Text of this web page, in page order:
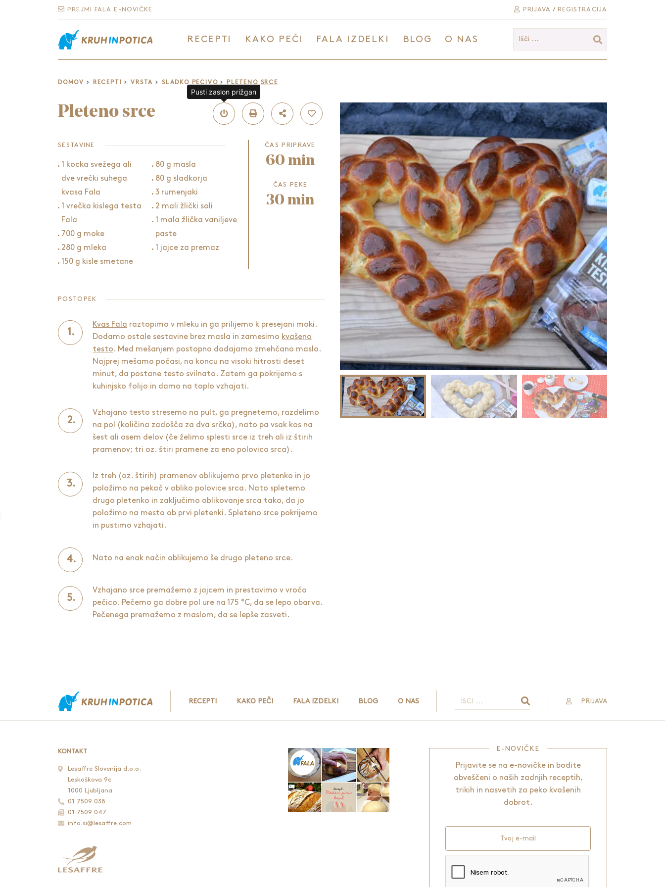
PREJMI FALA E-NOVIČKE PRIJAVA / REGISTRACIJA
Išči ...
RECEPTI KAKO PEČI FALA IZDELKI BLOG O NAS
DOMOV RECEPTI VRSTA SLADKO PECIVO PLETENO SRCE
Pleteno srce
SESTAVINE
1 kocka svežega ali
dve vrečki suhega
kvasa Fala
1 vrečka kislega testa
Fala
700 g moke
280 g mleka
150 g kisle smetane
80 g masla
80 g sladkorja
3 rumenjaki
2 mali žlički soli
1 mala žlička vaniljeve
paste
1 jajce za premaz
ČAS PRIPRAVE
60 min
ČAS PEKE
30 min
POSTOPEK
Kvas Fala raztopimo v mleku in ga prilijemo k presejani moki.
Dodamo ostale sestavine brez masla in zamesimo kvašeno
testo . Med mešanjem postopno dodajamo zmehčano maslo.
Najprej mešamo počasi, na koncu na visoki hitrosti deset
minut, da postane testo svilnato. Zatem ga pokrijemo s
kuhinjsko folijo in damo na toplo vzhajati.
Vzhajano testo stresemo na pult, ga pregnetemo, razdelimo
na pol (količina zadošča za dva srčka), nato pa vsak kos na
šest ali osem delov (če želimo splesti srce iz treh ali iz štirih
pramenov; tri oz. štiri pramene za eno polovico srca).
Iz treh (oz. štirih) pramenov oblikujemo prvo pletenko in jo
položimo na pekač v obliko polovice srca. Nato spletemo
drugo pletenko in zaključimo oblikovanje srca tako, da jo
položimo na mesto ob prvi pletenki. Spleteno srce pokrijemo
in pustimo vzhajati.
Nato na enak način oblikujemo še drugo pleteno srce.
Vzhajano srce premažemo z jajcem in prestavimo v vročo
pečico. Pečemo ga dobre pol ure na 175 °C, da se lepo obarva.
Pečenega premažemo z maslom, da se lepše zasveti.
RECEPTI KAKO PEČI FALA IZDELKI BLOG O NAS PRIJAVA
KONTAKT
Lesaffre Slovenija d.o.o.
Leskoškova 9c
1000 Ljubljana
01 7509 038
01 7509 047
info.si@lesaffre.com
E-NOVIČKE
Prijavite se na e-novičke in bodite
obveščeni o naših zadnjih receptih,
trikih in nasvetih za peko kvašenih
dobrot.
Tvoj e-mail
Pusti zaslon prižgan